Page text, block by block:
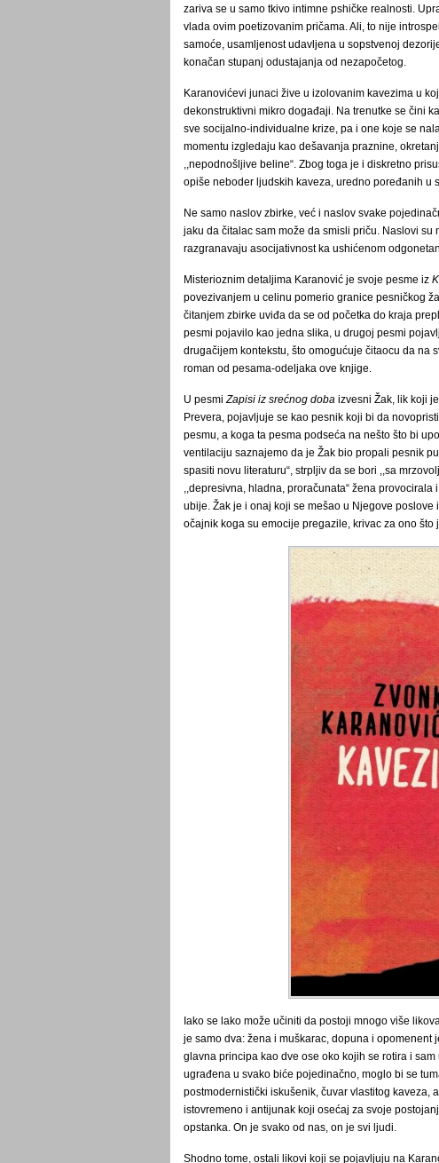
zariva se u samo tkivo intimne pshičke realnosti.
vlada ovim poetizovanim pričama. Ali, to nije
samoće, usamljenost udavljena u sopstvenoj
konačan stupanj odustajanja od nezapočetog.
Karanovićevi junaci žive u izolovanim kavezima u
dekonstruktivni mikro događaji. Na trenutke se čini
sve socijalno-individualne krize, pa i one koje se
momentu izgledaju kao dešavanja praznine,
,,nepodnošljive beline“. Zbog toga je i diskretno
opiše neboder ljudskih kaveza, uredno poređanih u
Ne samo naslov zbirke, već i naslov svake
jaku da čitalac sam može da smisli priču. Naslovi su
razgranavaju asocijativnost ka ushićenom
Misterioznim detaljima Karanović je svoje pesme iz
povezivanjem u celinu pomerio granice pesničkog
čitanjem zbirke uviđa da se od početka do kraja
pesmi pojavilo kao jedna slika, u drugoj pesmi
drugačijem kontekstu, što omogućuje čitaocu da na
roman od pesama-odeljaka ove knjige.
U pesmiZapisi iz srećnog doba izvesni Žak, lik koji
Prevera, pojavljuje se kao pesnik koji bi da
pesmu, a koga ta pesma podseća na nešto što bi
ventilaciju saznajemo da je Žak bio propali pesnik
spasiti novu literaturu“, strpljiv da se bori ,,sa
,,depresivna, hladna, proračunata“ žena
ubije. Žak je i onaj koji se mešao u Njegove poslove
očajnik koga su emocije pregazile, krivac za ono što
Iako se lako može učiniti da postoji mnogo više
je samo dva: žena i muškarac, dopuna i
glavna principa kao dve ose oko kojih se rotira i
ugrađena u svako biće pojedinačno, moglo bi se
postmodernistički iskušenik, čuvar vlastitog kaveza,
istovremeno i antijunak koji osećaj za svoje
opstanka. On je svako od nas, on je svi ljudi.
Shodno tome, ostali likovi koji se pojavljuju na